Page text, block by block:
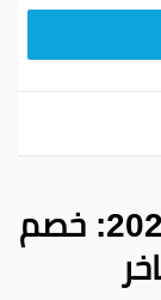
كود خصم الريف النجدي 2026: خصم